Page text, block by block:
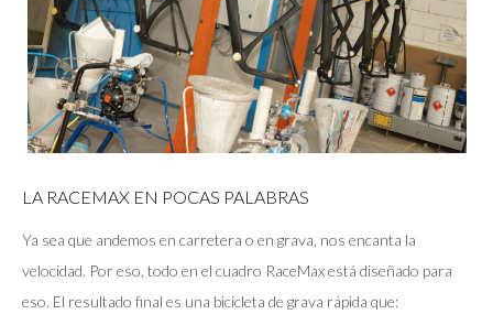
LA RACEMAX EN POCAS PALABRAS
Ya sea que andemos en carretera o en grava, nos encanta la
velocidad. Por eso, todo en el cuadro RaceMax está diseñado para
eso. El resultado final es una bicicleta de grava rápida que: